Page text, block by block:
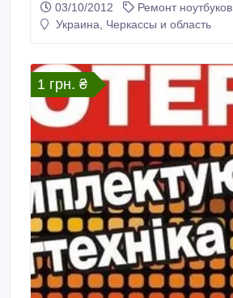
FUJITSU и для других моделей..
03/10/2012
Ремонт ноутбуков
Украина, Черкассы и область
1 грн. ₴